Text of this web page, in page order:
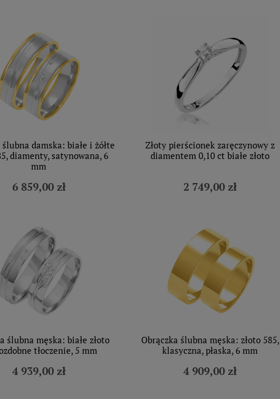
damska: białe i żółte
diamenty, satynowana, 6
mm
6 859,00 zł
Złoty pierścionek zaręczynowy z
diamentem 0,10 ct białe złoto
2 749,00 zł
ślubna męska: białe złoto
tłoczenie, 5 mm
4 939,00 zł
Obrączka ślubna męska: złoto 585,
klasyczna, płaska, 6 mm
4 909,00 zł